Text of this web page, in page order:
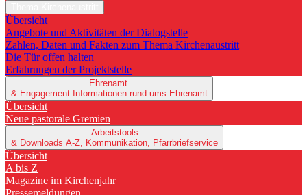
Übersicht
Angebote und Aktivitäten der Dialogstelle
Zahlen, Daten und Fakten zum Thema Kirchenaustritt
Die Tür offen halten
Erfahrungen der Projektstelle
Ehrenamt
& Engagement Informationen rund ums Ehrenamt
Übersicht
Neue pastorale Gremien
Arbeitstools
& Downloads A-Z, Kommunikation, Pfarrbriefservice
Übersicht
A bis Z
Magazine im Kirchenjahr
Pressemeldungen